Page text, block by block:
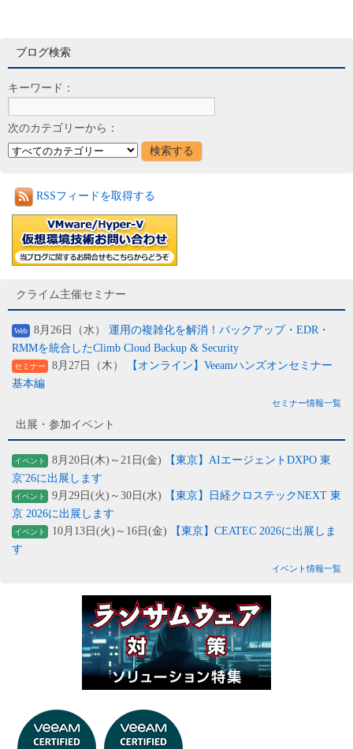
ブログ検索
キーワード：
次のカテゴリーから：
RSSフィードを取得する
クライム主催セミナー
Web 8月26日（水） 運用の複雑化を解消！バックアップ・EDR・
RMMを統合したClimb Cloud Backup & Security
セミナー 8月27日（木）
【オンライン】Veeamハンズオンセミナー
基本編
セミナー情報一覧
出展・参加イベント
イベント 8月20日(木)～21日(金)
【東京】AIエージェントDXPO 東
京'26に出展します
イベント 9月29日(火)～30日(水)
【東京】日経クロステックNEXT 東
京 2026に出展します
イベント 10月13日(火)～16日(金)
【東京】CEATEC 2026に出展しま
す
イベント情報一覧